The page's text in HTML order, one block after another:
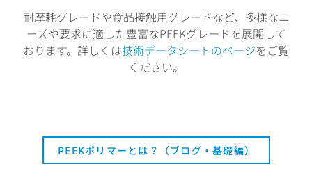
耐摩耗グレードや食品接触用グレードなど、多様なニ
ーズや要求に適した豊富なPEEKグレードを展開して
おります。詳しくは技術データシートのページをご覧
ください。
PEEKポリマーとは？（ブログ・基礎編）